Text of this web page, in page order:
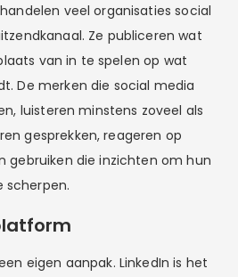
veel organisaties social
Ze publiceren wat
van in te spelen op wat
De merken die social media
luisteren minstens zoveel als
gesprekken, reageren op
gebruiken die inzichten om hun
eigen aanpak. LinkedIn is het